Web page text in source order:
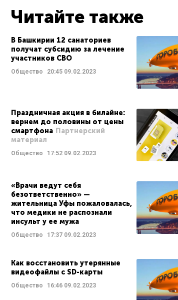
Читайте также
В Башкирии 12 санаториев
получат субсидию за лечение
участников СВО
Общество 20:45 09.02.2023
Праздничная акция в билайне:
вернем до половины от цены
смартфона Партнерский
материал
Общество 17:52 09.02.2023
«Врачи ведут себя
безответственно» —
жительница Уфы пожаловалась,
что медики не распознали
инсульт у ее мужа
Общество 17:37 09.02.2023
Как восстановить утерянные
видеофайлы с SD-карты
Общество 16:46 09.02.2023